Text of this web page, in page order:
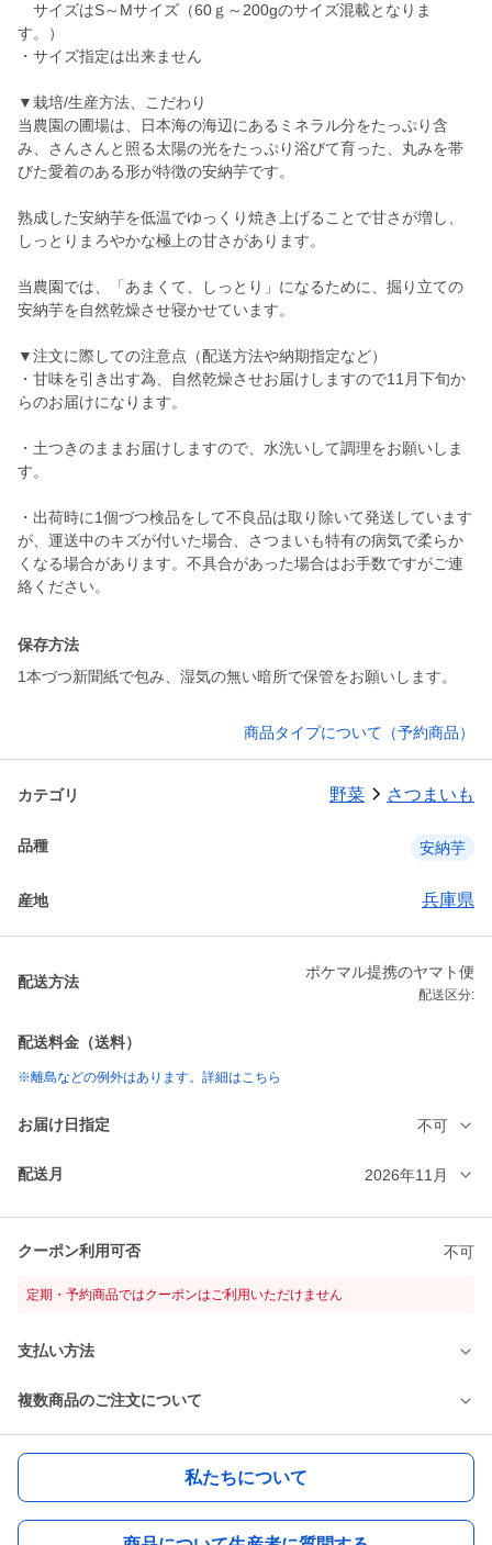
サイズはS～Mサイズ（60ｇ～200gのサイズ混載となりま
す。）
・サイズ指定は出来ません
▼栽培/生産方法、こだわり
当農園の圃場は、日本海の海辺にあるミネラル分をたっぷり含
み、さんさんと照る太陽の光をたっぷり浴びて育った、丸みを帯
びた愛着のある形が特徴の安納芋です。
熟成した安納芋を低温でゆっくり焼き上げることで甘さが増し、
しっとりまろやかな極上の甘さがあります。
当農園では、「あまくて、しっとり」になるために、掘り立ての
安納芋を自然乾燥させ寝かせています。
▼注文に際しての注意点（配送方法や納期指定など）
・甘味を引き出す為、自然乾燥させお届けしますので11月下旬か
らのお届けになります。
・土つきのままお届けしますので、水洗いして調理をお願いしま
す。
・出荷時に1個づつ検品をして不良品は取り除いて発送しています
が、運送中のキズが付いた場合、さつまいも特有の病気で柔らか
くなる場合があります。不具合があった場合はお手数ですがご連
絡ください。
保存方法
1本づつ新聞紙で包み、湿気の無い暗所で保管をお願いします。
商品タイプについて（予約商品）
カテゴリ 野菜 さつまいも
品種 安納芋
産地 兵庫県
配送方法
ポケマル提携のヤマト便
配送区分:
配送料金（送料）
※離島などの例外はあります。詳細はこちら
お届け日指定 不可
配送月 2026年11月
クーポン利用可否 不可
定期・予約商品ではクーポンはご利用いただけません
支払い方法
複数商品のご注文について
私たちについて